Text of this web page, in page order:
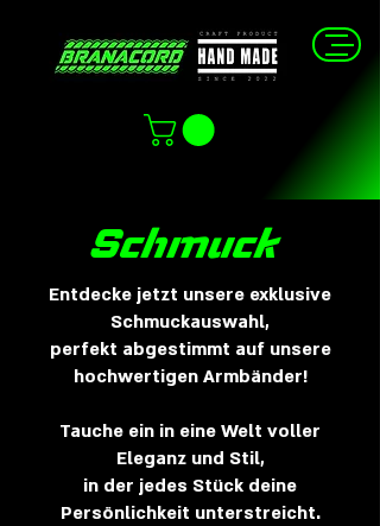
Schmuck
Entdecke jetzt unsere exklusive
Schmuckauswahl,
perfekt abgestimmt auf unsere
hochwertigen Armbänder!
Tauche ein in eine Welt voller
Eleganz und Stil,
in der jedes Stück deine
Persönlichkeit unterstreicht.